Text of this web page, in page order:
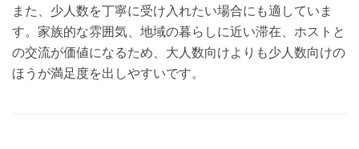
また、少人数を丁寧に受け入れたい場合にも適していま
す。家族的な雰囲気、地域の暮らしに近い滞在、ホストと
の交流が価値になるため、大人数向けよりも少人数向けの
ほうが満足度を出しやすいです。